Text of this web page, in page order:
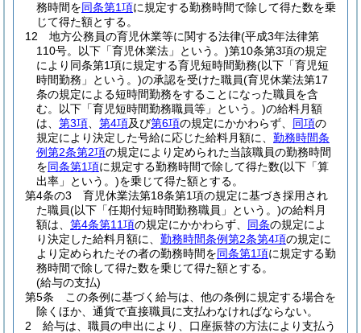
務時間を同条第1項に規定する勤務時間で除して得た数を乗
じて得た額とする。
12
地方公務員の育児休業等に関する法律(平成3年法律第
110号。以下「育児休業法」という。)第10条第3項の規定
により同条第1項に規定する育児短時間勤務(以下「育児短
時間勤務」という。)の承認を受けた職員(育児休業法第17
条の規定による短時間勤務をすることになった職員を含
む。以下「育児短時間勤務職員等」という。)の給料月額
は、 第3項 第4項及び第6項の規定にかかわらず、 同項の
規定により決定した号給に応じた給料月額に、 勤務時間条
例第2条第2項の規定により定められた当該職員の勤務時間
を同条第1項に規定する勤務時間で除して得た数(以下「算
出率」という。)を乗じて得た額とする。
第4条の3
育児休業法第18条第1項の規定に基づき採用され
た職員(以下「任期付短時間勤務職員」という。)の給料月
額は、 第4条第11項の規定にかかわらず、 同条の規定によ
り決定した給料月額に、 勤務時間条例第2条第4項の規定に
より定められたその者の勤務時間を同条第1項に規定する勤
務時間で除して得た数を乗じて得た額とする。
(給与の支払)
第5条
この条例に基づく給与は、他の条例に規定する場合を
除くほか、通貨で直接職員に支払わなければならない。
2
給与は、職員の申出により、口座振替の方法により支払う